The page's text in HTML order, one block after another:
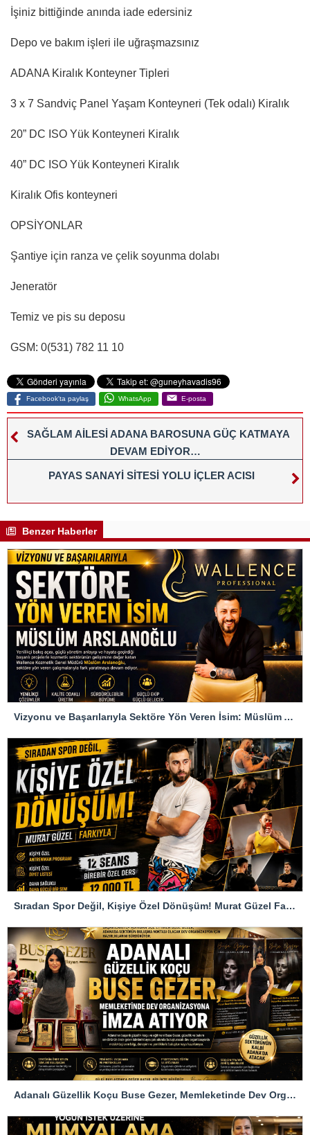
İşiniz bittiğinde anında iade edersiniz
Depo ve bakım işleri ile uğraşmazsınız
ADANA Kiralık Konteyner Tipleri
3 x 7 Sandviç Panel Yaşam Konteyneri (Tek odalı) Kiralık
20” DC ISO Yük Konteyneri Kiralık
40” DC ISO Yük Konteyneri Kiralık
Kiralık Ofis konteyneri
OPSİYONLAR
Şantiye için ranza ve çelik soyunma dolabı
Jeneratör
Temiz ve pis su deposu
GSM: 0(531) 782 11 10
Facebook'ta paylaş WhatsApp E-posta
SAĞLAM AİLESİ ADANA BAROSUNA GÜÇ KATMAYA
DEVAM EDİYOR…
PAYAS SANAYİ SİTESİ YOLU İÇLER ACISI
Benzer Haberler
Vizyonu ve Başarılarıyla Sektöre Yön Veren İsim: Müslüm Arslanoğlu
Sıradan Spor Değil, Kişiye Özel Dönüşüm! Murat Güzel Farkıyla
Adanalı Güzellik Koçu Buse Gezer, Memleketinde Dev Organizasyona İmza Atıyor…